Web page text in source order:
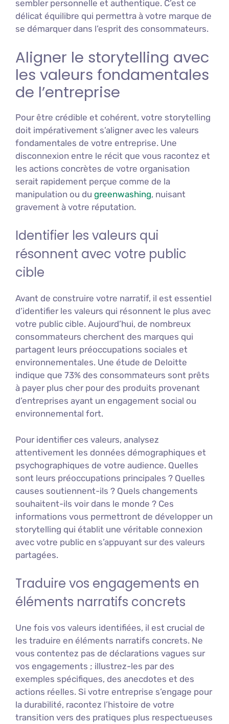
sembler personnelle et authentique. C’est ce
délicat équilibre qui permettra à votre marque de
se démarquer dans l’esprit des consommateurs.
Aligner le storytelling avec
les valeurs fondamentales
de l’entreprise
Pour être crédible et cohérent, votre storytelling
doit impérativement s’aligner avec les valeurs
fondamentales de votre entreprise. Une
disconnexion entre le récit que vous racontez et
les actions concrètes de votre organisation
serait rapidement perçue comme de la
manipulation ou du greenwashing, nuisant
gravement à votre réputation.
Identifier les valeurs qui
résonnent avec votre public
cible
Avant de construire votre narratif, il est essentiel
d’identifier les valeurs qui résonnent le plus avec
votre public cible. Aujourd’hui, de nombreux
consommateurs cherchent des marques qui
partagent leurs préoccupations sociales et
environnementales. Une étude de Deloitte
indique que 73% des consommateurs sont prêts
à payer plus cher pour des produits provenant
d’entreprises ayant un engagement social ou
environnemental fort.
Pour identifier ces valeurs, analysez
attentivement les données démographiques et
psychographiques de votre audience. Quelles
sont leurs préoccupations principales ? Quelles
causes soutiennent-ils ? Quels changements
souhaitent-ils voir dans le monde ? Ces
informations vous permettront de développer un
storytelling qui établit une véritable connexion
avec votre public en s’appuyant sur des valeurs
partagées.
Traduire vos engagements en
éléments narratifs concrets
Une fois vos valeurs identifiées, il est crucial de
les traduire en éléments narratifs concrets. Ne
vous contentez pas de déclarations vagues sur
vos engagements ; illustrez-les par des
exemples spécifiques, des anecdotes et des
actions réelles. Si votre entreprise s’engage pour
la durabilité, racontez l’histoire de votre
transition vers des pratiques plus respectueuses